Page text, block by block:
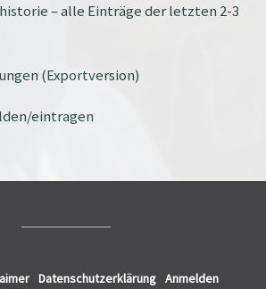
– alle Einträge der letzten 2-3
(Exportversion)
eintragen
Datenschutzerklärung Anmelden